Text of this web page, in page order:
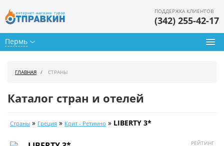
Пермь
ПОДДЕРЖКА КЛИЕНТОВ
(342) 255-42-17
Календарь туров
ГЛАВНАЯ СТРАНЫ
Каталог стран и отелей
Страны » Греция » Крит - Ретимно » LIBERTY 3*
РЕЙТИНГ